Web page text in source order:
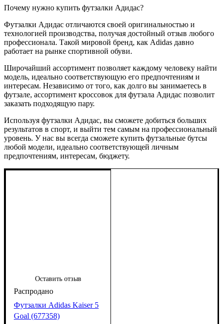
Почему нужно купить футзалки Адидас?
Футзалки Адидас отличаются своей оригинальностью и
технологией производства, получая достойный отзыв любого
профессионала. Такой мировой бренд, как Adidas давно
работает на рынке спортивной обуви.
Широчайший ассортимент позволяет каждому человеку найти
модель, идеально соответствующую его предпочтениям и
интересам. Независимо от того, как долго вы занимаетесь в
футзале, ассортимент кроссовок для футзала Адидас позволит
заказать подходящую пару.
Используя футзалки Адидас, вы сможете добиться больших
результатов в спорт, и выйти тем самым на профессиональный
уровень. У нас вы всегда сможете купить футзальные бутсы
любой модели, идеально соответствующей личным
предпочтениям, интересам, бюджету.
Оставить отзыв
Футзалки Adidas Kaiser 5
Goal (677358)